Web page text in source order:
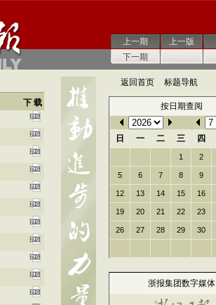
上一期
下一期
上一版
下 载
返回首页 标题导航
按日期查阅
日 一 二 三 四
1 2
5 6 7 8 9
12 13 14 15 16
19 20 21 22 23
26 27 28 29 30
浙报集团数字媒体